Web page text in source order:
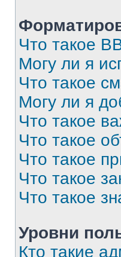
Что такое
Могу ли я
Что такое
Могу ли я
Что такое
Что такое
Что такое
Что такое
Что такое
Уровни
Кто такие